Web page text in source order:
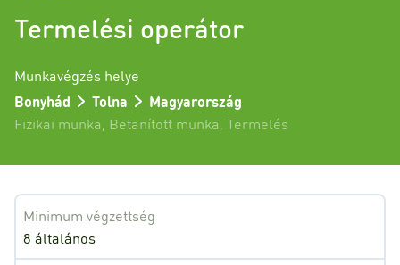
Termelési operátor
Munkavégzés helye
Bonyhád
Tolna
Magyarország
Fizikai munka Betanított munka Termelés
Minimum végzettség
8 általános